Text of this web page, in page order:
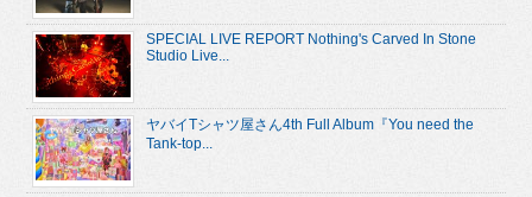
SPECIAL LIVE REPORT Nothing's Carved In Stone
Studio Live...
ヤバイTシャツ屋さん4th Full Album『You need the
Tank-top...